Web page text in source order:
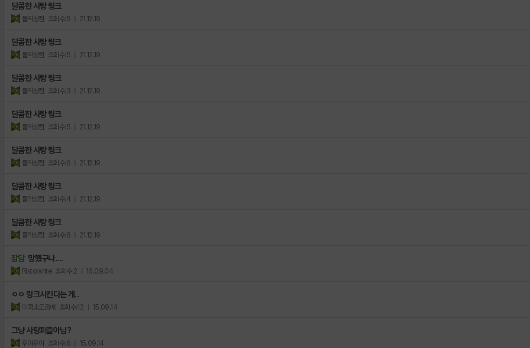
달콤한 사탕 링크
물약상점 조회수:5 | 21.12.19
달콤한 사탕 링크
물약상점 조회수:5 | 21.12.19
달콤한 사탕 링크
물약상점 조회수:3 | 21.12.19
달콤한 사탕 링크
물약상점 조회수:5 | 21.12.19
달콤한 사탕 링크
물약상점 조회수:6 | 21.12.19
달콤한 사탕 링크
물약상점 조회수:4 | 21.12.19
달콤한 사탕 링크
물약상점 조회수:6 | 21.12.19
잡담 망했구나....
Ristorante 조회수:2 | 16.09.04
ㅇㅇ 링크시킨다는 게..
미쿡소도음매 조회수:12 | 15.09.14
그냥 사탕퍼즐아님?
우아우아 조회수:6 | 15.09.14